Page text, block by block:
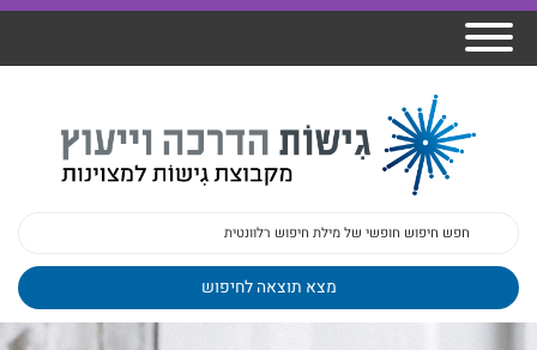
אודות גישות
פיתוח מנהלים
הדרכות
פעילות
ומרצים
ד"ר צבי ברק
מכללת גישות
גישות כנסים
מקצועיים
למנהלי בתי
ספר